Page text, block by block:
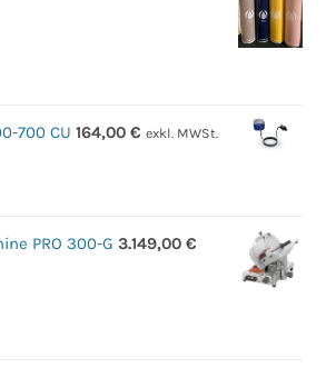
700 CU 164,00 € exkl. MWSt.
PRO 300-G 3.149,00 €